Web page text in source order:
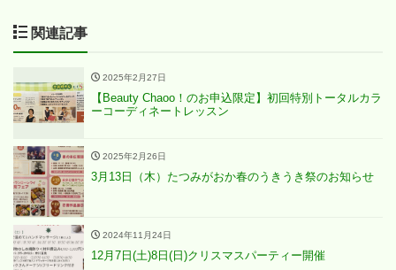
関連記事
2025年2月27日
【Beauty Chaoo！のお申込限定】初回特別トータルカラ
ーコーディネートレッスン
2025年2月26日
3月13日（木）たつみがおか春のうきうき祭のお知らせ
2024年11月24日
12月7日(土)8日(日)クリスマスパーティー開催